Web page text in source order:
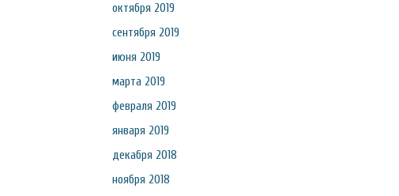
октября 2019
сентября 2019
июня 2019
марта 2019
февраля 2019
января 2019
декабря 2018
ноября 2018